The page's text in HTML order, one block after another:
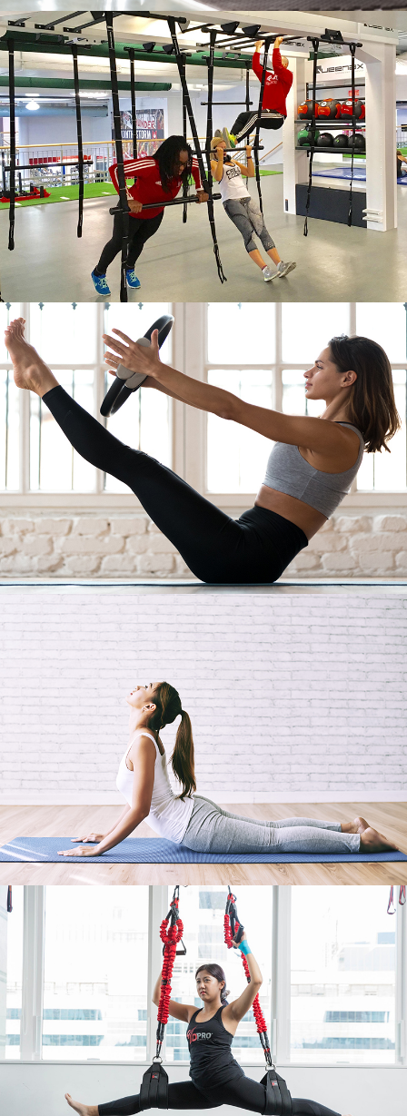
اللياقة
QUEEN AX
PILATES
اللياقة
YOGA
اللياقة
4D PRO